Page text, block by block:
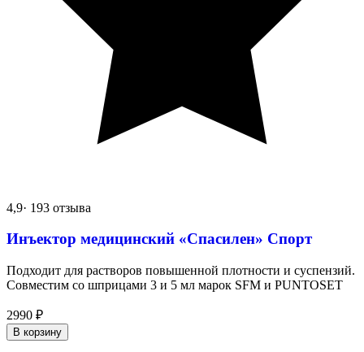
4,9· 193 отзыва
Инъектор медицинский «Спасилен» Спорт
Подходит для растворов повышенной плотности и суспензий.
Совместим со шприцами 3 и 5 мл марок SFM и PUNTOSET
2990 ₽
В корзину